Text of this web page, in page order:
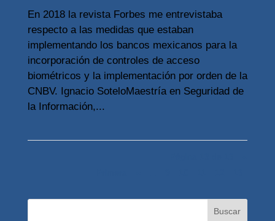
En 2018 la revista Forbes me entrevistaba
respecto a las medidas que estaban
implementando los bancos mexicanos para la
incorporación de controles de acceso
biométricos y la implementación por orden de la
CNBV. Ignacio SoteloMaestría en Seguridad de
la Información,...
Buscar